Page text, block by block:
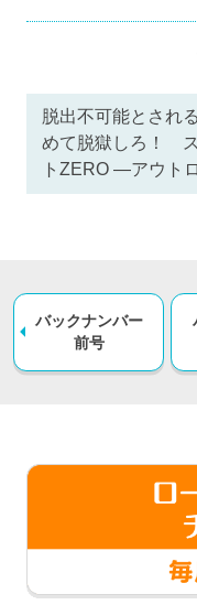
脱出不可能とされ
めて脱獄しろ！
トZERO —アウト
バックナンバー
前号